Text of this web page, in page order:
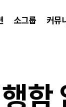
소그룹 커뮤
함